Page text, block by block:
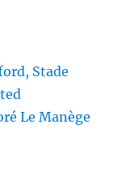
Stade
Le Manège